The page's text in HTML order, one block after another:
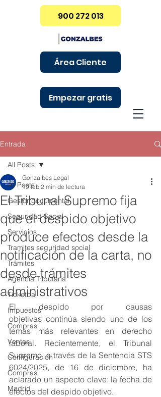
900 272 013
Área Cliente
Empezar gratis
Entrada
All Posts
Gestor documental
Seguridad Social
Servicios
Tramites seguridad social
Trámites
Agencia Tributaria
Ticketbai
Impuestos
Compras
Ventas
Configuración
Compras
Madrid
All Posts
El Tribunal Supremo fija
que el despido objetivo
produce efectos desde la
notificación de la carta, no
desde trámites
administrativos
Gonzalbes Legal
19 feb 2 min de lectura
El despido por causas
objetivas continúa siendo uno de los
temas más relevantes en derecho
laboral. Recientemente, el Tribunal
Supremo, a través de la Sentencia STS
6024/2025, de 16 de diciembre, ha
aclarado un aspecto clave: la fecha de
efectos del despido objetivo.